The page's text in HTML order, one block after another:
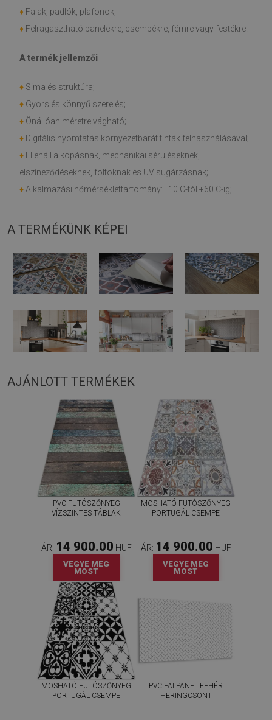
♦ Falak, padlók, plafonok;
♦ Felragasztható panelekre, csempékre, fémre vagy festékre.
A termék jellemzői
♦ Sima és struktúra;
♦ Gyors és könnyű szerelés;
♦ Önállóan méretre vágható;
♦ Digitális nyomtatás környezetbarát tinták felhasználásával;
♦ Ellenáll a kopásnak, mechanikai sérüléseknek,
elszíneződéseknek, foltoknak és UV sugárzásnak;
♦ Alkalmazási hőmérséklettartomány:–10 C-tól +60 C-ig;
A TERMÉKÜNK KÉPEI
AJÁNLOTT TERMÉKEK
PVC FUTÓSZŐNYEG
VÍZSZINTES TÁBLÁK
ÁR: 14 900.00 HUF
VEGYE MEG
MOST
MOSHATÓ FUTÓSZŐNYEG
PORTUGÁL CSEMPE
ÁR: 14 900.00 HUF
VEGYE MEG
MOST
MOSHATÓ FUTÓSZŐNYEG
PORTUGÁL CSEMPE
PVC FALPANEL FEHÉR
HERINGCSONT